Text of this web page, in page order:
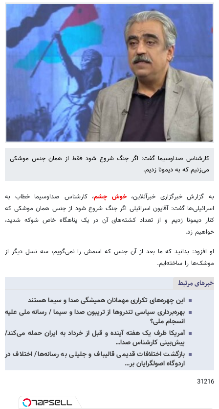
کارشناس صداوسیما گفت: اگر جنگ شروع شود فقط از همان جنس موشکی
می‌زنیم که به دیمونا زدیم.
به گزارش خبرگزاری خبرآنلاین،خوش چشم، کارشناس صداوسیما خطاب به
اسرائیلی‌ها گفت: آقایون اسرائیلی اگر جنگ شروع شود از جنس همان موشکی که
کنار دیمونا زدیم و از تعداد کشته‌های آن در یک پناهگاه خاص شوکه شدید،
خواهیم زد.
او افزود: بدانید که ما بعد از آن جنس که اسمش را نمی‌گویم، سه نسل دیگر از
موشک‌ها را ساخته‌ایم.
خبرهای مرتبط
این چهره‌های تکراری مهمانان همیشگی صدا و سیما هستند
بهره‌برداری سیاسی تندروها از تریبون‌ صدا و سیما / رسانه ملی علیه
انسجام ملی؟
آمریکا ظرف یک هفته آینده و قبل از خرداد به ایران حمله می‌کند/
پیش‌بینی کارشناس صدا…
بازگشت اختلافات قدیمی قالیباف و جلیلی به رسانه‌ها/ اختلاف در
اردوگاه اصولگرایان بر…
31216